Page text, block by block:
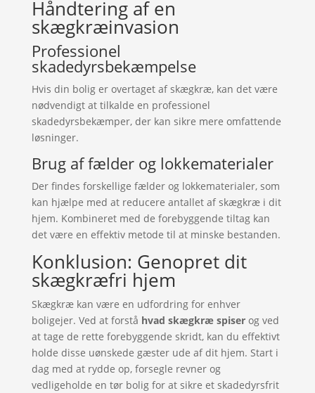
Håndtering af en
skægkræinvasion
Professionel
skadedyrsbekæmpelse
Hvis din bolig er overtaget af skægkræ, kan det være
nødvendigt at tilkalde en professionel
skadedyrsbekæmper, der kan sikre mere omfattende
løsninger.
Brug af fælder og lokkematerialer
Der findes forskellige fælder og lokkematerialer, som
kan hjælpe med at reducere antallet af skægkræ i dit
hjem. Kombineret med de forebyggende tiltag kan
det være en effektiv metode til at minske bestanden.
Konklusion: Genopret dit
skægkræfri hjem
Skægkræ kan være en udfordring for enhver
boligejer. Ved at forstå hvad skægkræ spiserog ved
at tage de rette forebyggende skridt, kan du effektivt
holde disse uønskede gæster ude af dit hjem. Start i
dag med at rydde op, forsegle revner og
vedligeholde en tør bolig for at sikre et skadedyrsfrit